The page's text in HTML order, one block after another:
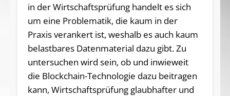
in der Wirtschaftsprüfung handelt es sich
um eine Problematik, die kaum in der
Praxis verankert ist, weshalb es auch kaum
belastbares Datenmaterial dazu gibt. Zu
untersuchen wird sein, ob und inwieweit
die Blockchain-Technologie dazu beitragen
kann, Wirtschaftsprüfung glaubhafter und